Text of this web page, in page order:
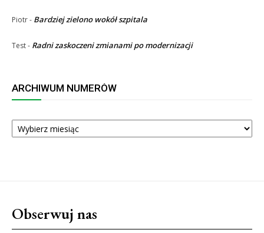
Piotr- Bardziej zielono wokół szpitala
Test- Radni zaskoczeni zmianami po modernizacji
ARCHIWUM NUMERÓW
ARCHIWUM
NUMERÓW
Obserwuj nas